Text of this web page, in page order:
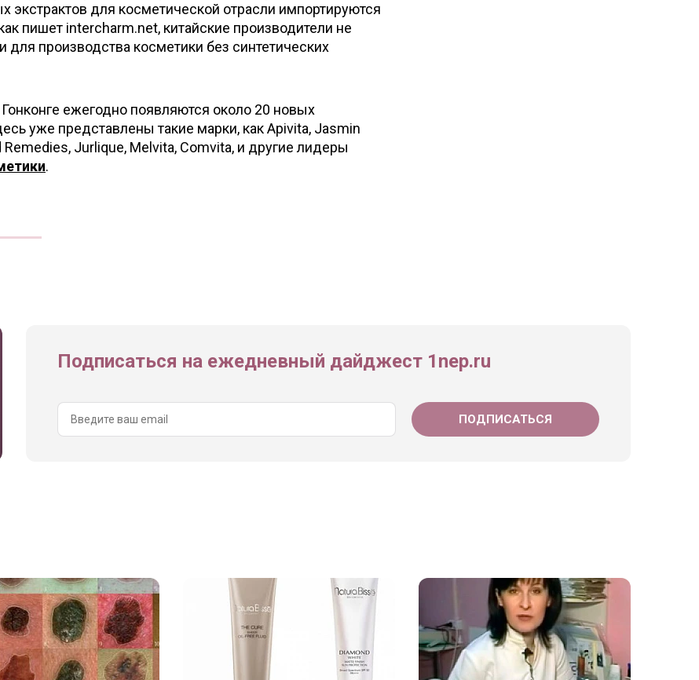
экстрактов для косметической отрасли импортируются
пишет intercharm.net, китайские производители не
для производства косметики без синтетических
ежегодно появляются около 20 новых
уже представлены такие марки, как Apivita, Jasmin
Remedies, Jurlique, Melvita, Comvita, и другие лидеры
.
Подписаться на ежедневный дайджест 1nep.ru